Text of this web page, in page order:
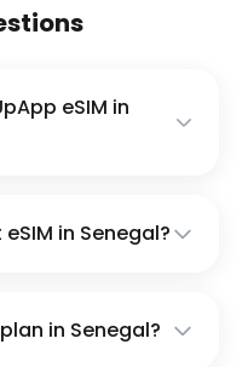
eSIM in
in Senegal?
in Senegal?